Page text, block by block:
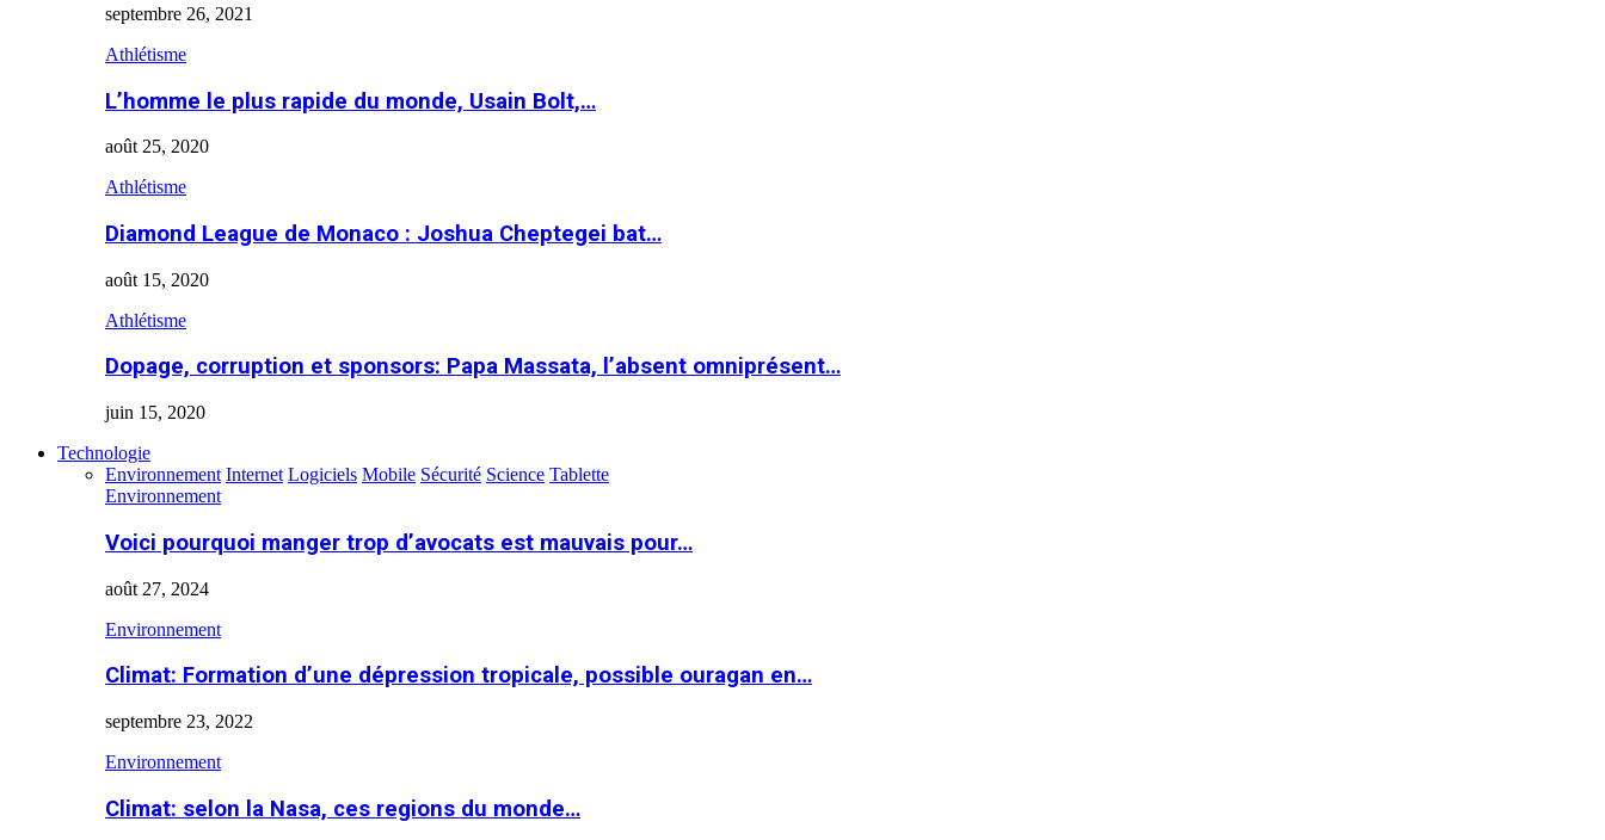
septembre 26, 2021
Athlétisme
L’homme le plus rapide du monde, Usain Bolt,…
août 25, 2020
Athlétisme
Diamond League de Monaco : Joshua Cheptegei bat…
août 15, 2020
Athlétisme
Dopage, corruption et sponsors: Papa Massata, l’absent omniprésent…
juin 15, 2020
Technologie
Environnement Internet Logiciels Mobile Sécurité Science Tablette
Environnement
Voici pourquoi manger trop d’avocats est mauvais pour…
août 27, 2024
Environnement
Climat: Formation d’une dépression tropicale, possible ouragan en…
septembre 23, 2022
Environnement
Climat: selon la Nasa, ces regions du monde…